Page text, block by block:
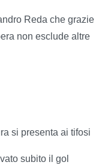
Reda che grazie
non esclude altre
si presenta ai tifosi
subito il gol